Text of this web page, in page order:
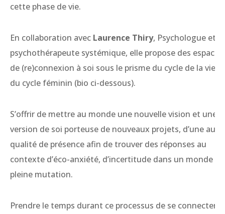
cette phase de vie.
En collaboration avec Laurence Thiry, Psychologue et
psychothérapeute systémique, elle propose des espaces
de (re)connexion à soi sous le prisme du cycle de la vie et
du cycle féminin (bio ci-dessous).
S’offrir de mettre au monde une nouvelle vision et une
version de soi porteuse de nouveaux projets, d’une
qualité de présence afin de trouver des réponses au
contexte d’éco-anxiété, d’incertitude dans un monde en
pleine mutation.
Prendre le temps durant ce processus de se connecter